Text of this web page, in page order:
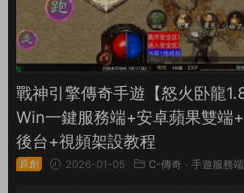
戰神引擎傳奇手遊【怒火卧龍
Win一鍵服務端+安卓蘋果雙端
後台+視頻架設教程
原創 2026-01-05 C-傳奇 · 手遊服務端